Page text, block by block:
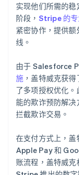
实现他们所需的
阶段， Stripe 的
紧密协作，提供
线。
由于 Salesforce
施 ，盖特威克获
了多项授权优化
能的欺诈预防解
拦截欺诈交易。
在支付方式上，
Apple Pay 和
账流程，盖特威